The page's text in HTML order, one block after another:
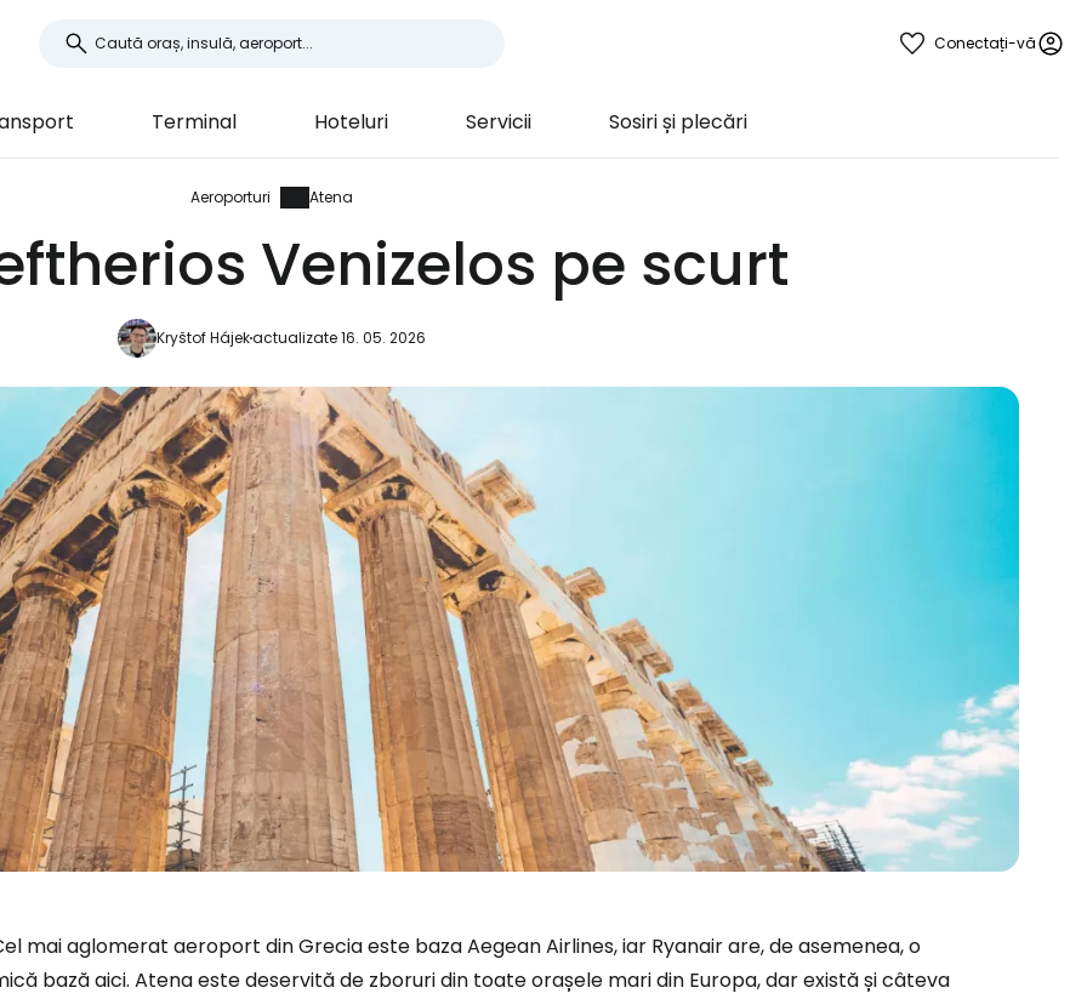
Conectați-vă
Terminal Hoteluri Servicii Sosiri și plecări
Aeroporturi Atena
Venizelos pe scurt
Kryštof Hájekactualizate 16. 05. 2026
mai aglomerat aeroport din Grecia este baza Aegean Airlines, iar Ryanair are, de asemenea, o
bază aici. Atena este deservită de zboruri din toate orașele mari din Europa, dar există și câteva